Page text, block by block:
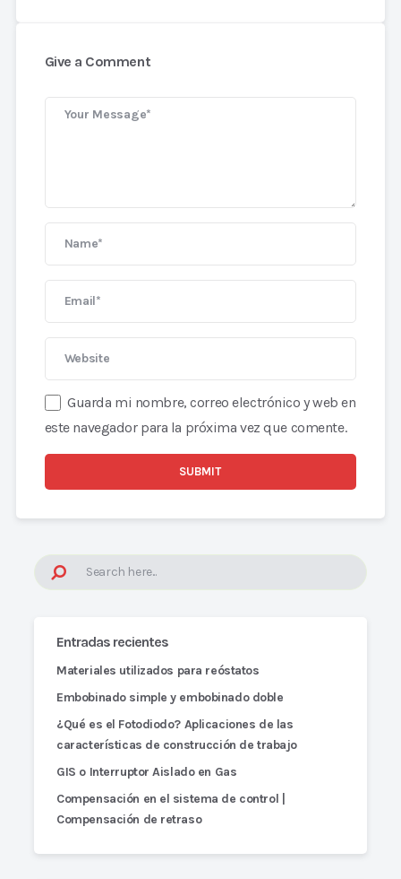
Entradas recientes
Materiales utilizados para reóstatos
Embobinado simple y embobinado doble
¿Qué es el Fotodiodo? Aplicaciones de las
características de construcción de trabajo
GIS o Interruptor Aislado en Gas
Compensación en el sistema de control |
Compensación de retraso
Give a Comment
Guarda mi nombre, correo electrónico y web en
este navegador para la próxima vez que comente.